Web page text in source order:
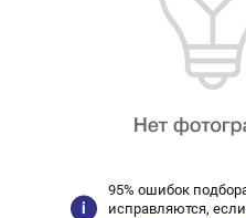
95% ошибок
исправляются,